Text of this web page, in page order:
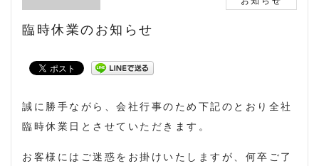
臨時休業のお知らせ
誠に勝手ながら、会社行事のため下記のとおり全社
臨時休業日とさせていただきます。
お客様にはご迷惑をお掛けいたしますが、何卒ご了